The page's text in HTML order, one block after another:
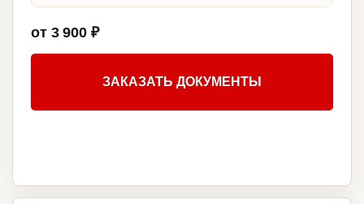
от 3 900 ₽
ЗАКАЗАТЬ ДОКУМЕНТЫ